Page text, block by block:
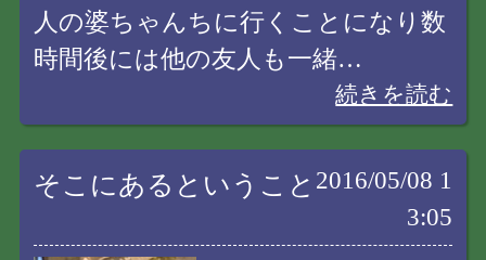
人の婆ちゃんちに行くことになり数
時間後には他の友人も一緒…
続きを読む
そこにあるということ 2016/05/08 1
3:05